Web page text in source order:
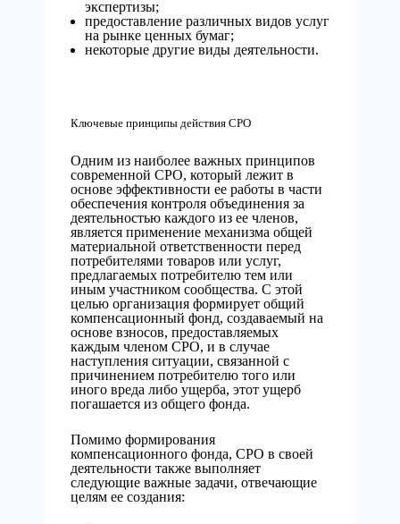
экспертизы;
предоставление различных видов услуг
на рынке ценных бумаг;
некоторые другие виды деятельности.
Ключевые принципы действия СРО
Одним из наиболее важных принципов
современной СРО, который лежит в
основе эффективности ее работы в части
обеспечения контроля объединения за
деятельностью каждого из ее членов,
является применение механизма общей
материальной ответственности перед
потребителями товаров или услуг,
предлагаемых потребителю тем или
иным участником сообщества. С этой
целью организация формирует общий
компенсационный фонд, создаваемый на
основе взносов, предоставляемых
каждым членом СРО, и в случае
наступления ситуации, связанной с
причинением потребителю того или
иного вреда либо ущерба, этот ущерб
погашается из общего фонда.
Помимо формирования
компенсационного фонда, СРО в своей
деятельности также выполняет
следующие важные задачи, отвечающие
целям ее создания: